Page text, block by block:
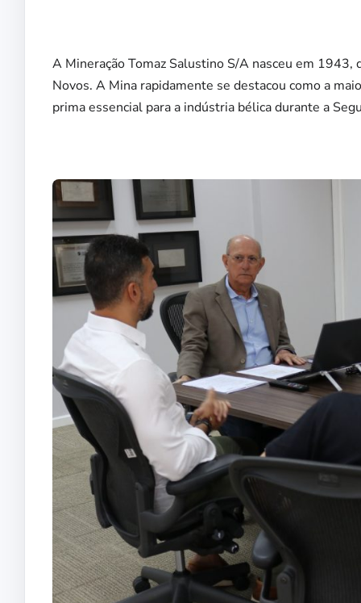
A Mineração Tomaz Salustino S/A nasceu em
Novos. A Mina rapidamente se destacou como a
prima essencial para a indústria bélica durante a